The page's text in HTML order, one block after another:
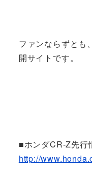
ファンならずとも
開サイトです。
■ホンダCR-Z先行
http://